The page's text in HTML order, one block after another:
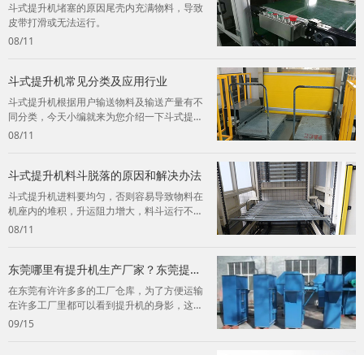
斗式提升机堵塞的原因尾壳内充满物料，导致
皮带打滑或无法运行。
08/11
斗式提升机常见分类及应用行业
斗式提升机根据用户输送物料及输送产量有不
同分类，今天小编就来为您介绍一下斗式提升
机的常见分类及应用。
08/11
斗式提升机料斗脱落的原因和解决办法
斗式提升机进料要均匀，否则容易导致物料在
机座内的堆积，升运阻力增大，料斗运行不
畅，终造成料斗脱落。
08/11
东莞哪里有提升机生产厂家？东莞提升
机生产厂家推荐！
在东莞有许许多多的工厂仓库，为了方便运输
在许多工厂里都可以看到提升机的身影，这个
快捷的工具也是为许多老板节约了不少的成
09/15